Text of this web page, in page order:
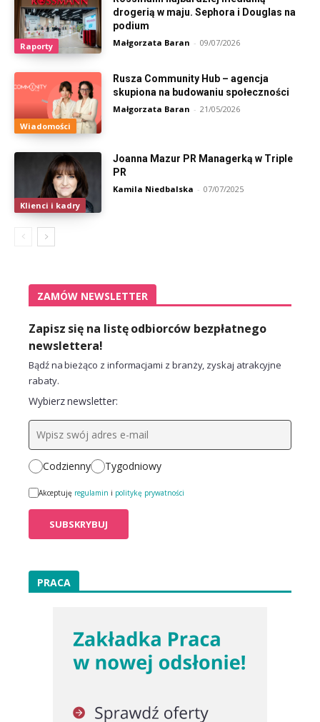
Raporty
drogerią w maju. Sephora i Douglas na
podium
Małgorzata Baran - 09/07/2026
Wiadomości
Rusza Community Hub – agencja
skupiona na budowaniu społeczności
Małgorzata Baran - 21/05/2026
Klienci i kadry
Joanna Mazur PR Managerką w Triple
PR
Kamila Niedbalska - 07/07/2025
ZAMÓW NEWSLETTER
Zapisz się na listę odbiorców bezpłatnego
newslettera!
Bądź na bieżąco z informacjami z branży, zyskaj atrakcyjne
rabaty.
Wybierz newsletter:
Codzienny Tygodniowy
Akceptuję regulamin i politykę prywatności
PRACA